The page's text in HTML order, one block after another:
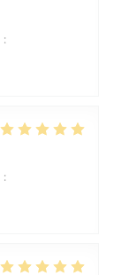
:
: